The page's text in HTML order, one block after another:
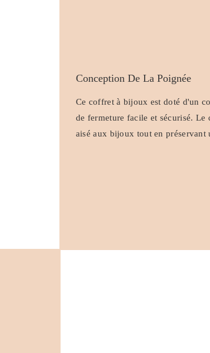
Conception De La Poignée
Ce coffret à bijoux est doté d'un
de fermeture facile et sécurisé.
aisé aux bijoux tout en préservant